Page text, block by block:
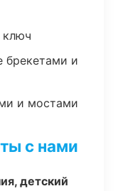
ключ
брекетами и
и мостами
с нами
детский